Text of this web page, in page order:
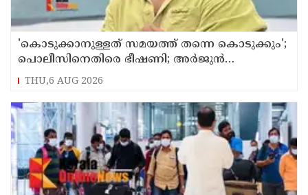
'കൊടുക്കാനുള്ളത് സമയത്ത് തന്നെ കൊടുക്കും';
പൊലീസിനെതിരെ ഭീഷണി; അർജുൻ
ആയങ്കിക്കെതിരെ കേസെടുത്തു
THU,6 AUG 2026